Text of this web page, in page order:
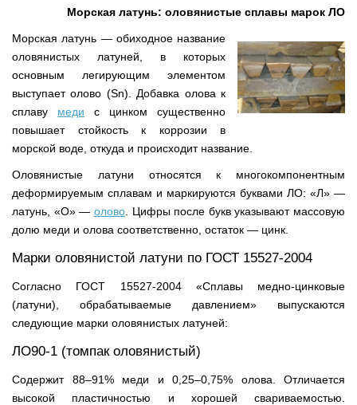
Морская латунь: оловянистые сплавы марок ЛО
Морская латунь — обиходное название
оловянистых латуней, в которых
основным легирующим элементом
выступает олово (Sn). Добавка олова к
сплаву меди с цинком существенно
повышает стойкость к коррозии в
морской воде, откуда и происходит название.
Оловянистые латуни относятся к многокомпонентным
деформируемым сплавам и маркируются буквами ЛО: «Л» —
латунь, «О» — олово. Цифры после букв указывают массовую
долю меди и олова соответственно, остаток — цинк.
Марки оловянистой латуни по ГОСТ 15527-2004
Согласно ГОСТ 15527-2004 «Сплавы медно-цинковые
(латуни), обрабатываемые давлением» выпускаются
следующие марки оловянистых латуней:
ЛО90-1 (томпак оловянистый)
Содержит 88–91% меди и 0,25–0,75% олова. Отличается
высокой пластичностью и хорошей свариваемостью.